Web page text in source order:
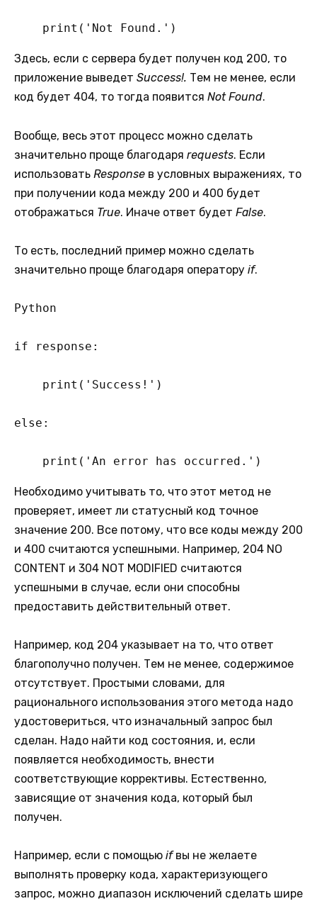
print('Not Found.')
Здесь, если с сервера будет получен код 200, то
приложение выведет Success!. Тем не менее, если
код будет 404, то тогда появится Not Found.
Вообще, весь этот процесс можно сделать
значительно проще благодаря requests. Если
использовать Response в условных выражениях, то
при получении кода между 200 и 400 будет
отображаться True. Иначе ответ будет False.
То есть, последний пример можно сделать
значительно проще благодаря оператору if.
Python
if response:
print('Success!')
else:
print('An error has occurred.')
Необходимо учитывать то, что этот метод не
проверяет, имеет ли статусный код точное
значение 200. Все потому, что все коды между 200
и 400 считаются успешными. Например, 204 NO
CONTENT и 304 NOT MODIFIED считаются
успешными в случае, если они способны
предоставить действительный ответ.
Например, код 204 указывает на то, что ответ
благополучно получен. Тем не менее, содержимое
отсутствует. Простыми словами, для
рационального использования этого метода надо
удостовериться, что изначальный запрос был
сделан. Надо найти код состояния, и, если
появляется необходимость, внести
соответствующие коррективы. Естественно,
зависящие от значения кода, который был
получен.
Например, если с помощью ifвы не желаете
выполнять проверку кода, характеризующего
запрос, можно диапазон исключений сделать шире